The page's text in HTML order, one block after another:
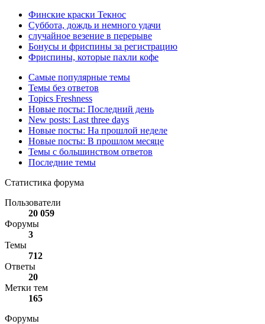
Финские краски Текнос
Суббота, дождь и немного удачи
случайное везение в перерыве
Бонусы и фриспины за регистрацию
Фриспины, которые пахли кофе
Самые популярные темы
Темы без ответов
Topics Freshness
Новые посты: Последний день
New posts: Last three days
Новые посты: На прошлой неделе
Новые посты: В прошлом месяце
Темы с большинством ответов
Последние темы
Статистика форума
Пользователи
20 059
Форумы
3
Темы
712
Ответы
20
Метки тем
165
Форумы